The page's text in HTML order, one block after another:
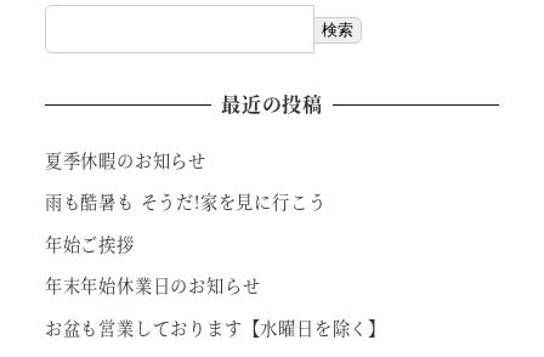
検索
最近の投稿
夏季休暇のお知らせ
雨も酷暑も そうだ!家を見に行こう
年始ご挨拶
年末年始休業日のお知らせ
お盆も営業しております【水曜日を除く】